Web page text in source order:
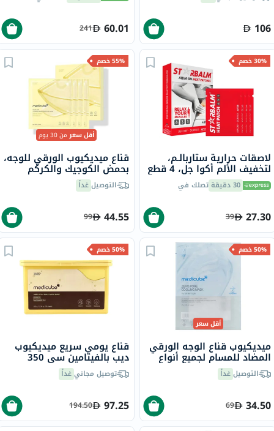
106
60.01
241
30% خصم
لاصقات حرارية ستاربالـم،
لتخفيف الألم أكوا جل، 4 قطع
30 دقيقة تصلك في
27.30
39
55% خصم
أقل سعرمن 30 يوم
قناع ميديكيوب الورقي للوجه،
بحمض الكوجيك والكركم
لتفتيح البشرة ، 4 قطع
التوصيلغداً
44.55
99
50% خصم
أقل سعر
ميديكيوب قناع الوجه الورقي
المضاد للمسام لجميع أنواع
البشرة 27 جرام حزمة من 4
التوصيلغداً
34.50
69
50% خصم
قناع يومي سريع ميديكيوب
ديب بالفيتامين سي 350
جرام، 30 قطعةتوصيل مجانيغداً
97.25
194.50